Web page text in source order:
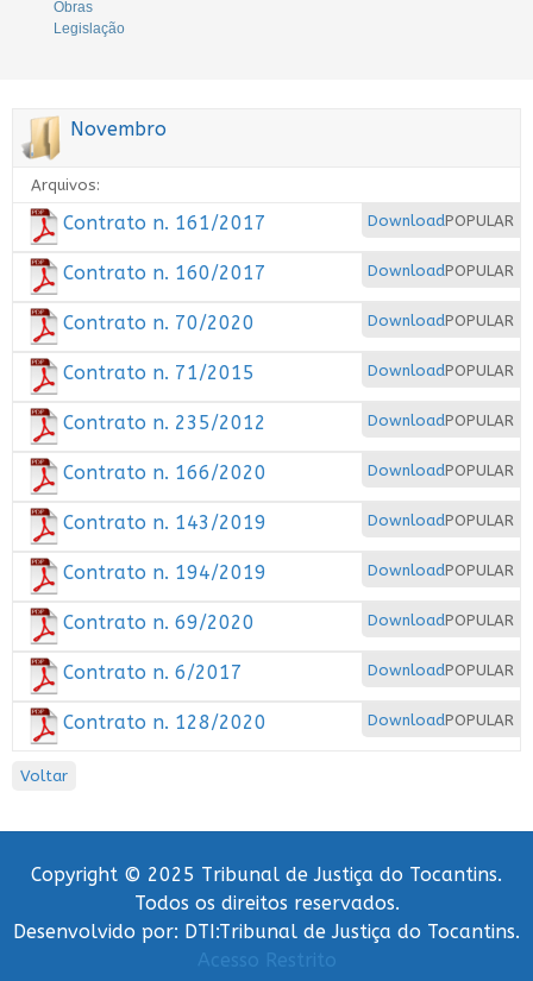
Obras
Legislação
Novembro
Arquivos:
POPULAR
Download
Contrato n. 161/2017
POPULAR
Download
Contrato n. 160/2017
POPULAR
Download
Contrato n. 70/2020
POPULAR
Download
Contrato n. 71/2015
POPULAR
Download
Contrato n. 235/2012
POPULAR
Download
Contrato n. 166/2020
POPULAR
Download
Contrato n. 143/2019
POPULAR
Download
Contrato n. 194/2019
POPULAR
Download
Contrato n. 69/2020
POPULAR
Download
Contrato n. 6/2017
POPULAR
Download
Contrato n. 128/2020
Voltar
Copyright © 2025 Tribunal de Justiça do Tocantins.
Todos os direitos reservados.
Desenvolvido por: DTI:Tribunal de Justiça do Tocantins.